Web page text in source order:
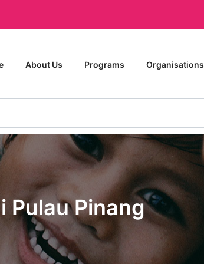
About Us Programs Organisations
Pulau Pinang